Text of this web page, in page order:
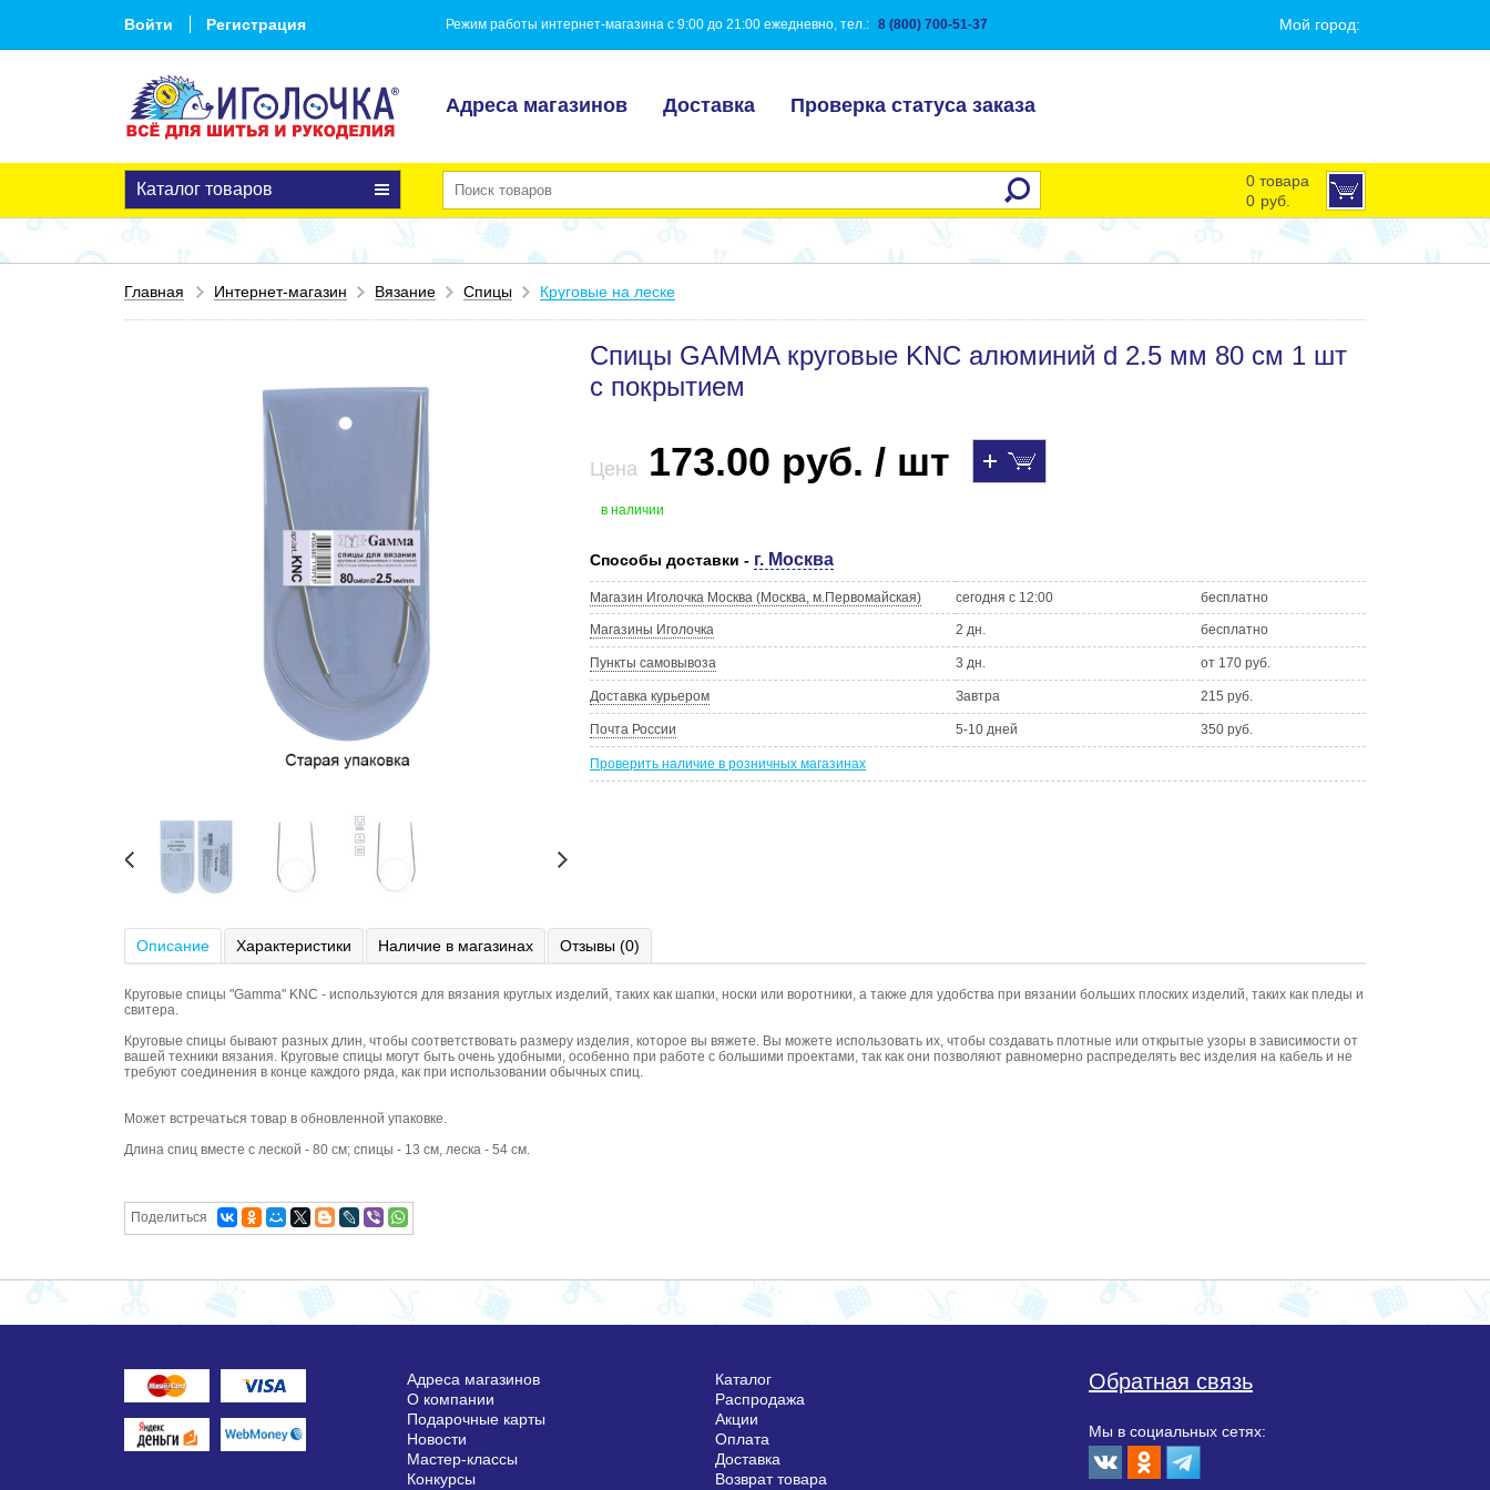
Войти Регистрация Режим работы интернет-магазина с 9:00 до 21:00 ежедневно, тел.: 8 (800) 700-51-37 Мой город:
Адреса магазинов Доставка Проверка статуса заказа
Каталог товаров
0 товара
0 руб.
Главная Интернет-магазин Вязание Спицы Круговые на леске
Спицы GAMMA круговые KNC алюминий d 2.5 мм 80 см 1 шт
с покрытием
Цена 173.00 руб. / шт
в наличии
Способы доставки - г. Москва
Магазин Иголочка Москва (Москва, м.Первомайская) сегодня с 12:00 бесплатно
Магазины Иголочка 2 дн. бесплатно
Пункты самовывоза 3 дн. от 170 руб.
Доставка курьером Завтра 215 руб.
Почта России 5-10 дней 350 руб.
Проверить наличие в розничных магазинах
Описание Характеристики Наличие в магазинах Отзывы (0)
Круговые спицы "Gamma" KNC - используются для вязания круглых изделий, таких как шапки, носки или воротники, а также для удобства при вязании больших плоских изделий, таких как пледы и
свитера.
Круговые спицы бывают разных длин, чтобы соответствовать размеру изделия, которое вы вяжете. Вы можете использовать их, чтобы создавать плотные или открытые узоры в зависимости от
вашей техники вязания. Круговые спицы могут быть очень удобными, особенно при работе с большими проектами, так как они позволяют равномерно распределять вес изделия на кабель и не
требуют соединения в конце каждого ряда, как при использовании обычных спиц.
Может встречаться товар в обновленной упаковке.
Длина спиц вместе с леской - 80 см; спицы - 13 см, леска - 54 см.
Поделиться
Адреса магазинов
О компании
Подарочные карты
Новости
Мастер-классы
Конкурсы
Каталог
Распродажа
Акции
Оплата
Доставка
Возврат товара
Обратная связь
Мы в социальных сетях: